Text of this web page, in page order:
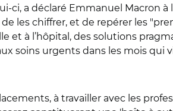
ci, a déclaré Emmanuel Macron
les chiffrer, et de repérer les
et à l’hôpital, des solutions
soins urgents dans les mois
à travailler avec les